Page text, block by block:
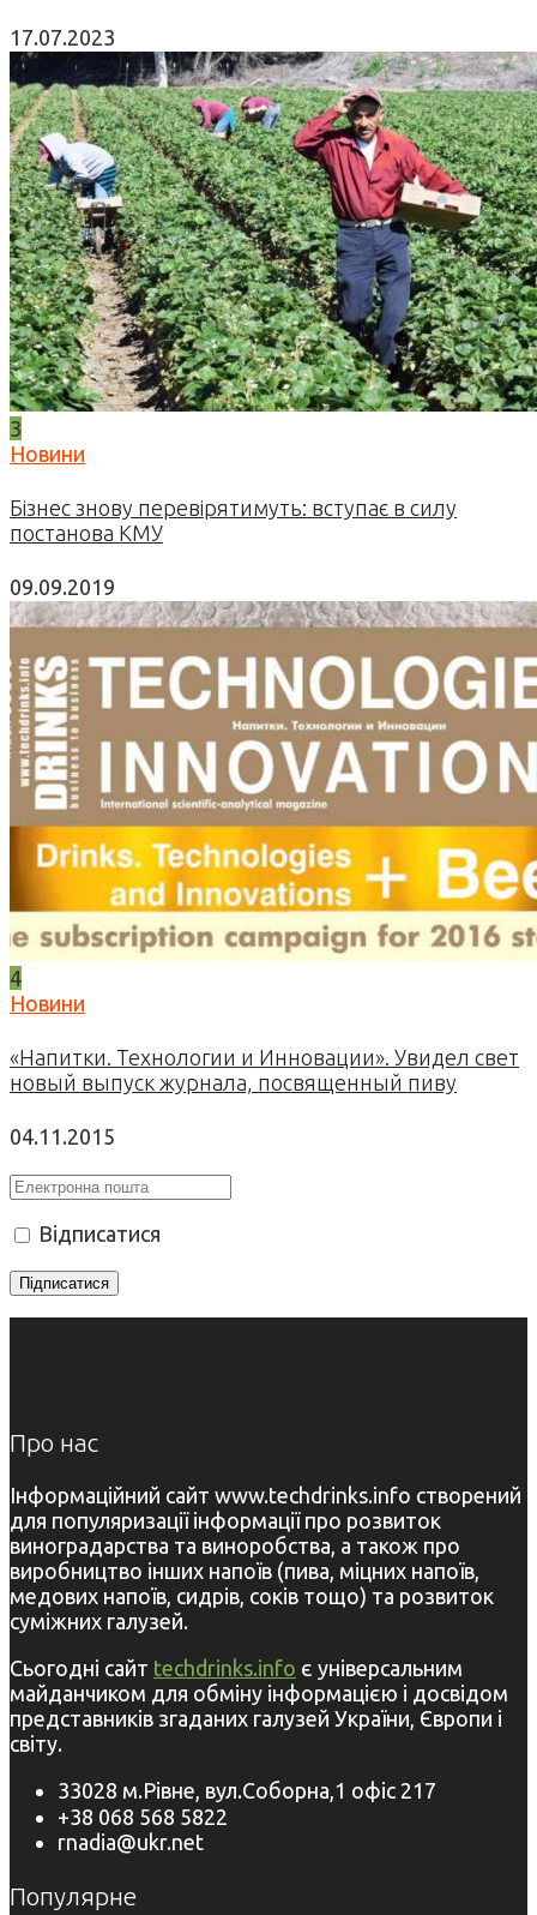
17.07.2023
3
Новини
Бізнес знову перевірятимуть: вступає в силу
постанова КМУ
09.09.2019
4
Новини
«Напитки. Технологии и Инновации». Увидел свет
новый выпуск журнала, посвященный пиву
04.11.2015
Відписатися
Про нас
Інформаційний сайт www.techdrinks.info створений
для популяризації інформації про розвиток
виноградарства та виноробства, а також про
виробництво інших напоїв (пива, міцних напоїв,
медових напоїв, сидрів, соків тощо) та розвиток
суміжних галузей.
Сьогодні сайт techdrinks.info є універсальним
майданчиком для обміну інформацією і досвідом
представників згаданих галузей України, Європи і
світу.
33028 м.Рівне, вул.Соборна,1 офіс 217
+38 068 568 5822
rnadia@ukr.net
Популярне